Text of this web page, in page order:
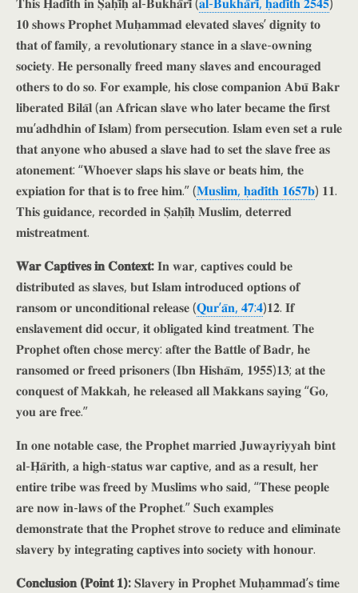
𝟏𝟎 𝐬𝐡𝐨𝐰𝐬 𝐏𝐫𝐨𝐩𝐡𝐞𝐭 𝐌𝐮𝐡̣𝐚𝐦𝐦𝐚𝐝 𝐞𝐥𝐞𝐯𝐚𝐭𝐞𝐝 𝐬𝐥𝐚𝐯𝐞𝐬’ 𝐝𝐢𝐠𝐧𝐢𝐭𝐲 𝐭𝐨
𝐭𝐡𝐚𝐭 𝐨𝐟 𝐟𝐚𝐦𝐢𝐥𝐲, 𝐚 𝐫𝐞𝐯𝐨𝐥𝐮𝐭𝐢𝐨𝐧𝐚𝐫𝐲 𝐬𝐭𝐚𝐧𝐜𝐞 𝐢𝐧 𝐚 𝐬𝐥𝐚𝐯𝐞-𝐨𝐰𝐧𝐢𝐧𝐠
𝐬𝐨𝐜𝐢𝐞𝐭𝐲. 𝐇𝐞 𝐩𝐞𝐫𝐬𝐨𝐧𝐚𝐥𝐥𝐲 𝐟𝐫𝐞𝐞𝐝 𝐦𝐚𝐧𝐲 𝐬𝐥𝐚𝐯𝐞𝐬 𝐚𝐧𝐝 𝐞𝐧𝐜𝐨𝐮𝐫𝐚𝐠𝐞𝐝
𝐨𝐭𝐡𝐞𝐫𝐬 𝐭𝐨 𝐝𝐨 𝐬𝐨. 𝐅𝐨𝐫 𝐞𝐱𝐚𝐦𝐩𝐥𝐞, 𝐡𝐢𝐬 𝐜𝐥𝐨𝐬𝐞 𝐜𝐨𝐦𝐩𝐚𝐧𝐢𝐨𝐧 𝐀𝐛𝐮̄ 𝐁𝐚𝐤𝐫
𝐥𝐢𝐛𝐞𝐫𝐚𝐭𝐞𝐝 𝐁𝐢𝐥𝐚̄𝐥 (𝐚𝐧 𝐀𝐟𝐫𝐢𝐜𝐚𝐧 𝐬𝐥𝐚𝐯𝐞 𝐰𝐡𝐨 𝐥𝐚𝐭𝐞𝐫 𝐛𝐞𝐜𝐚𝐦𝐞 𝐭𝐡𝐞 𝐟𝐢𝐫𝐬𝐭
𝐦𝐮’𝐚𝐝𝐡𝐝𝐡𝐢𝐧 𝐨𝐟 𝐈𝐬𝐥𝐚𝐦) 𝐟𝐫𝐨𝐦 𝐩𝐞𝐫𝐬𝐞𝐜𝐮𝐭𝐢𝐨𝐧. 𝐈𝐬𝐥𝐚𝐦 𝐞𝐯𝐞𝐧 𝐬𝐞𝐭 𝐚 𝐫𝐮𝐥𝐞
𝐭𝐡𝐚𝐭 𝐚𝐧𝐲𝐨𝐧𝐞 𝐰𝐡𝐨 𝐚𝐛𝐮𝐬𝐞𝐝 𝐚 𝐬𝐥𝐚𝐯𝐞 𝐡𝐚𝐝 𝐭𝐨 𝐬𝐞𝐭 𝐭𝐡𝐞 𝐬𝐥𝐚𝐯𝐞 𝐟𝐫𝐞𝐞 𝐚𝐬
𝐚𝐭𝐨𝐧𝐞𝐦𝐞𝐧𝐭: “𝐖𝐡𝐨𝐞𝐯𝐞𝐫 𝐬𝐥𝐚𝐩𝐬 𝐡𝐢𝐬 𝐬𝐥𝐚𝐯𝐞 𝐨𝐫 𝐛𝐞𝐚𝐭𝐬 𝐡𝐢𝐦, 𝐭𝐡𝐞
𝐞𝐱𝐩𝐢𝐚𝐭𝐢𝐨𝐧 𝐟𝐨𝐫 𝐭𝐡𝐚𝐭 𝐢𝐬 𝐭𝐨 𝐟𝐫𝐞𝐞 𝐡𝐢𝐦.” (𝐌𝐮𝐬𝐥𝐢𝐦, 𝐡̣𝐚𝐝𝐢̄𝐭𝐡 𝟏𝟔𝟓𝟕𝐛) 𝟏𝟏.
𝐓𝐡𝐢𝐬 𝐠𝐮𝐢𝐝𝐚𝐧𝐜𝐞, 𝐫𝐞𝐜𝐨𝐫𝐝𝐞𝐝 𝐢𝐧 𝐒̣𝐚𝐡̣𝐢̄𝐡̣ 𝐌𝐮𝐬𝐥𝐢𝐦, 𝐝𝐞𝐭𝐞𝐫𝐫𝐞𝐝
𝐦𝐢𝐬𝐭𝐫𝐞𝐚𝐭𝐦𝐞𝐧𝐭.
𝐖𝐚𝐫 𝐂𝐚𝐩𝐭𝐢𝐯𝐞𝐬 𝐢𝐧 𝐂𝐨𝐧𝐭𝐞𝐱𝐭:𝐈𝐧 𝐰𝐚𝐫, 𝐜𝐚𝐩𝐭𝐢𝐯𝐞𝐬 𝐜𝐨𝐮𝐥𝐝 𝐛𝐞
𝐝𝐢𝐬𝐭𝐫𝐢𝐛𝐮𝐭𝐞𝐝 𝐚𝐬 𝐬𝐥𝐚𝐯𝐞𝐬, 𝐛𝐮𝐭 𝐈𝐬𝐥𝐚𝐦 𝐢𝐧𝐭𝐫𝐨𝐝𝐮𝐜𝐞𝐝 𝐨𝐩𝐭𝐢𝐨𝐧𝐬 𝐨𝐟
𝐫𝐚𝐧𝐬𝐨𝐦 𝐨𝐫 𝐮𝐧𝐜𝐨𝐧𝐝𝐢𝐭𝐢𝐨𝐧𝐚𝐥 𝐫𝐞𝐥𝐞𝐚𝐬𝐞 (𝐐𝐮𝐫’𝐚̄𝐧, 𝟒𝟕:𝟒)𝟏𝟐. 𝐈𝐟
𝐞𝐧𝐬𝐥𝐚𝐯𝐞𝐦𝐞𝐧𝐭 𝐝𝐢𝐝 𝐨𝐜𝐜𝐮𝐫, 𝐢𝐭 𝐨𝐛𝐥𝐢𝐠𝐚𝐭𝐞𝐝 𝐤𝐢𝐧𝐝 𝐭𝐫𝐞𝐚𝐭𝐦𝐞𝐧𝐭. 𝐓𝐡𝐞
𝐏𝐫𝐨𝐩𝐡𝐞𝐭 𝐨𝐟𝐭𝐞𝐧 𝐜𝐡𝐨𝐬𝐞 𝐦𝐞𝐫𝐜𝐲: 𝐚𝐟𝐭𝐞𝐫 𝐭𝐡𝐞 𝐁𝐚𝐭𝐭𝐥𝐞 𝐨𝐟 𝐁𝐚𝐝𝐫, 𝐡𝐞
𝐫𝐚𝐧𝐬𝐨𝐦𝐞𝐝 𝐨𝐫 𝐟𝐫𝐞𝐞𝐝 𝐩𝐫𝐢𝐬𝐨𝐧𝐞𝐫𝐬 (𝐈𝐛𝐧 𝐇𝐢𝐬𝐡𝐚̄𝐦, 𝟏𝟗𝟓𝟓)𝟏𝟑; 𝐚𝐭 𝐭𝐡𝐞
𝐜𝐨𝐧𝐪𝐮𝐞𝐬𝐭 𝐨𝐟 𝐌𝐚𝐤𝐤𝐚𝐡, 𝐡𝐞 𝐫𝐞𝐥𝐞𝐚𝐬𝐞𝐝 𝐚𝐥𝐥 𝐌𝐚𝐤𝐤𝐚𝐧𝐬 𝐬𝐚𝐲𝐢𝐧𝐠 “𝐆𝐨,
𝐲𝐨𝐮 𝐚𝐫𝐞 𝐟𝐫𝐞𝐞.”
𝐈𝐧 𝐨𝐧𝐞 𝐧𝐨𝐭𝐚𝐛𝐥𝐞 𝐜𝐚𝐬𝐞, 𝐭𝐡𝐞 𝐏𝐫𝐨𝐩𝐡𝐞𝐭 𝐦𝐚𝐫𝐫𝐢𝐞𝐝 𝐉𝐮𝐰𝐚𝐲𝐫𝐢𝐲𝐲𝐚𝐡 𝐛𝐢𝐧𝐭
𝐚𝐥-𝐇̣𝐚̄𝐫𝐢𝐭𝐡, 𝐚 𝐡𝐢𝐠𝐡-𝐬𝐭𝐚𝐭𝐮𝐬 𝐰𝐚𝐫 𝐜𝐚𝐩𝐭𝐢𝐯𝐞, 𝐚𝐧𝐝 𝐚𝐬 𝐚 𝐫𝐞𝐬𝐮𝐥𝐭, 𝐡𝐞𝐫
𝐞𝐧𝐭𝐢𝐫𝐞 𝐭𝐫𝐢𝐛𝐞 𝐰𝐚𝐬 𝐟𝐫𝐞𝐞𝐝 𝐛𝐲 𝐌𝐮𝐬𝐥𝐢𝐦𝐬 𝐰𝐡𝐨 𝐬𝐚𝐢𝐝, “𝐓𝐡𝐞𝐬𝐞 𝐩𝐞𝐨𝐩𝐥𝐞
𝐚𝐫𝐞 𝐧𝐨𝐰 𝐢𝐧-𝐥𝐚𝐰𝐬 𝐨𝐟 𝐭𝐡𝐞 𝐏𝐫𝐨𝐩𝐡𝐞𝐭.” 𝐒𝐮𝐜𝐡 𝐞𝐱𝐚𝐦𝐩𝐥𝐞𝐬
𝐝𝐞𝐦𝐨𝐧𝐬𝐭𝐫𝐚𝐭𝐞 𝐭𝐡𝐚𝐭 𝐭𝐡𝐞 𝐏𝐫𝐨𝐩𝐡𝐞𝐭 𝐬𝐭𝐫𝐨𝐯𝐞 𝐭𝐨 𝐫𝐞𝐝𝐮𝐜𝐞 𝐚𝐧𝐝 𝐞𝐥𝐢𝐦𝐢𝐧𝐚𝐭𝐞
𝐬𝐥𝐚𝐯𝐞𝐫𝐲 𝐛𝐲 𝐢𝐧𝐭𝐞𝐠𝐫𝐚𝐭𝐢𝐧𝐠 𝐜𝐚𝐩𝐭𝐢𝐯𝐞𝐬 𝐢𝐧𝐭𝐨 𝐬𝐨𝐜𝐢𝐞𝐭𝐲 𝐰𝐢𝐭𝐡 𝐡𝐨𝐧𝐨𝐮𝐫.
𝐂𝐨𝐧𝐜𝐥𝐮𝐬𝐢𝐨𝐧 (𝐏𝐨𝐢𝐧𝐭 𝟏):𝐒𝐥𝐚𝐯𝐞𝐫𝐲 𝐢𝐧 𝐏𝐫𝐨𝐩𝐡𝐞𝐭 𝐌𝐮𝐡̣𝐚𝐦𝐦𝐚𝐝’𝐬 𝐭𝐢𝐦𝐞